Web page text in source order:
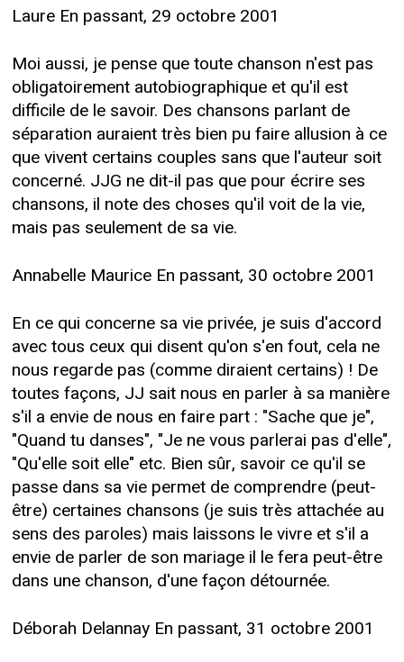
Laure En passant, 29 octobre 2001
Moi aussi, je pense que toute chanson n'est pas
obligatoirement autobiographique et qu'il est
difficile de le savoir. Des chansons parlant de
séparation auraient très bien pu faire allusion à ce
que vivent certains couples sans que l'auteur soit
concerné. JJG ne dit-il pas que pour écrire ses
chansons, il note des choses qu'il voit de la vie,
mais pas seulement de sa vie.
Annabelle Maurice En passant, 30 octobre 2001
En ce qui concerne sa vie privée, je suis d'accord
avec tous ceux qui disent qu'on s'en fout, cela ne
nous regarde pas (comme diraient certains) ! De
toutes façons, JJ sait nous en parler à sa manière
s'il a envie de nous en faire part : "Sache que je",
"Quand tu danses", "Je ne vous parlerai pas d'elle",
"Qu'elle soit elle" etc. Bien sûr, savoir ce qu'il se
passe dans sa vie permet de comprendre (peut-
être) certaines chansons (je suis très attachée au
sens des paroles) mais laissons le vivre et s'il a
envie de parler de son mariage il le fera peut-être
dans une chanson, d'une façon détournée.
Déborah Delannay En passant, 31 octobre 2001